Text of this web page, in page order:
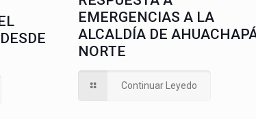
EMERGENCIAS A LA
ALCALDÍA DE
NORTE
Continuar Leyedo